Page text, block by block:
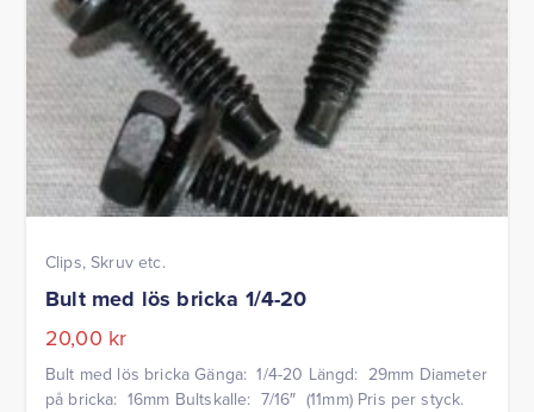
Clips, Skruv etc.
Bult med lös bricka 1/4-20
20,00 kr
Bult med lös bricka Gänga: 1/4-20 Längd: 29mm Diameter
på bricka: 16mm Bultskalle: 7/16″ (11mm) Pris per styck.